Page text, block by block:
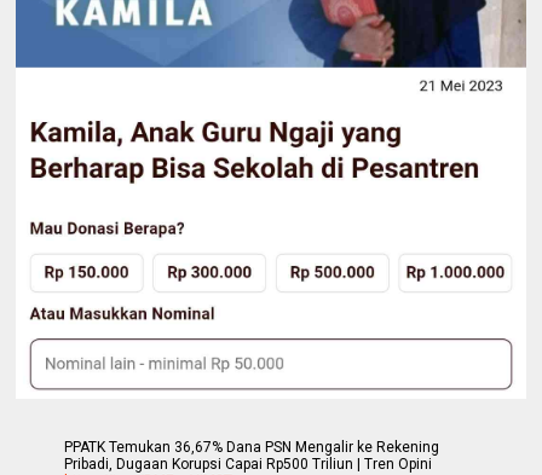
PPATK Temukan 36,67% Dana PSN Mengalir ke Rekening
Pribadi, Dugaan Korupsi Capai Rp500 Triliun | Tren Opini